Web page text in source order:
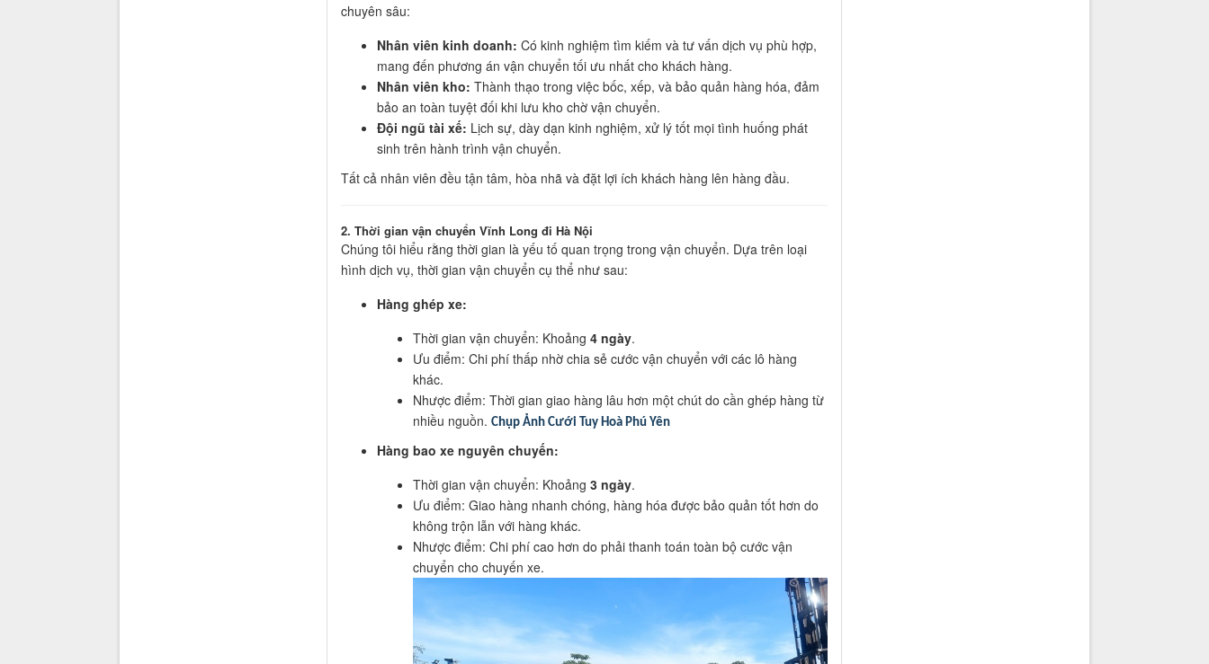
chuyên sâu:
Nhân viên kinh doanh: Có kinh nghiệm tìm kiếm và tư vấn dịch vụ phù hợp,
mang đến phương án vận chuyển tối ưu nhất cho khách hàng.
Nhân viên kho: Thành thạo trong việc bốc, xếp, và bảo quản hàng hóa, đảm
bảo an toàn tuyệt đối khi lưu kho chờ vận chuyển.
Đội ngũ tài xế: Lịch sự, dày dạn kinh nghiệm, xử lý tốt mọi tình huống phát
sinh trên hành trình vận chuyển.
Tất cả nhân viên đều tận tâm, hòa nhã và đặt lợi ích khách hàng lên hàng đầu.
2. Thời gian vận chuyển Vĩnh Long đi Hà Nội
Chúng tôi hiểu rằng thời gian là yếu tố quan trọng trong vận chuyển. Dựa trên loại
hình dịch vụ, thời gian vận chuyển cụ thể như sau:
Hàng ghép xe:
Thời gian vận chuyển: Khoảng 4 ngày.
Ưu điểm: Chi phí thấp nhờ chia sẻ cước vận chuyển với các lô hàng
khác.
Nhược điểm: Thời gian giao hàng lâu hơn một chút do cần ghép hàng từ
nhiều nguồn. Chụp Ảnh Cưới Tuy Hoà Phú Yên
Hàng bao xe nguyên chuyến:
Thời gian vận chuyển: Khoảng 3 ngày.
Ưu điểm: Giao hàng nhanh chóng, hàng hóa được bảo quản tốt hơn do
không trộn lẫn với hàng khác.
Nhược điểm: Chi phí cao hơn do phải thanh toán toàn bộ cước vận
chuyển cho chuyến xe.